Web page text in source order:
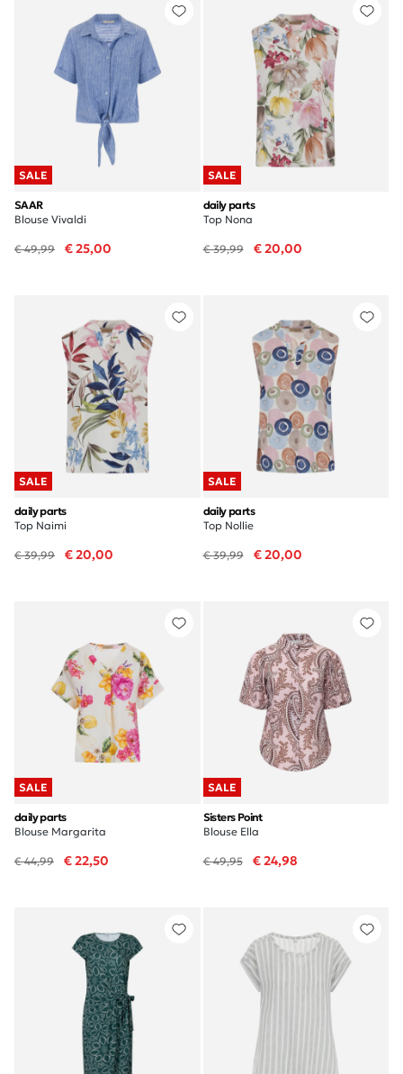
SALE
SAAR
Blouse Vivaldi
€ 49,99 € 25,00
SALE
daily parts
Top Nona
€ 39,99 € 20,00
SALE
daily parts
Top Naimi
€ 39,99 € 20,00
SALE
daily parts
Top Nollie
€ 39,99 € 20,00
SALE
daily parts
Blouse Margarita
€ 44,99 € 22,50
SALE
Sisters Point
Blouse Ella
€ 49,95 € 24,98